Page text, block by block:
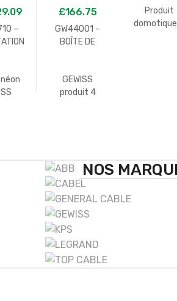
–
–
– IP67 –
–
–
–
£166.75
GW44001 –
BOÎTE DE
COUVERCLE
BAS À CLIPSER
PAROIS AVEC
PASSE-FILS À
GRADINS À
ENTRÉE
DIRECTE
Produit
GEWISS
produit 4
NOS